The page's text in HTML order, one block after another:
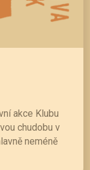
akce Klubu
chudobu v
neméně